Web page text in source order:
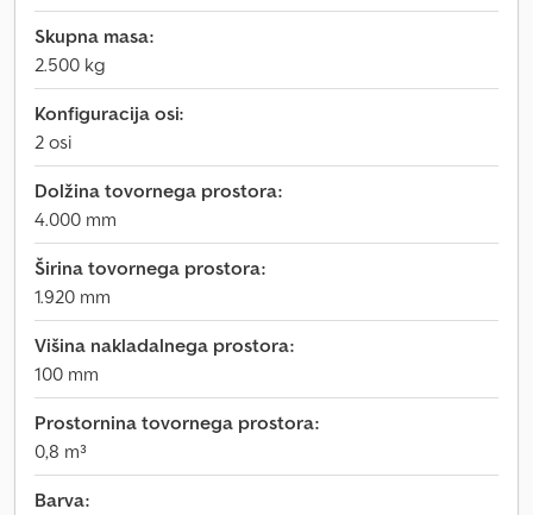
Skupna masa:
2.500 kg
Konfiguracija osi:
2 osi
Dolžina tovornega prostora:
4.000 mm
Širina tovornega prostora:
1.920 mm
Višina nakladalnega prostora:
100 mm
Prostornina tovornega prostora:
0,8 m³
Barva: